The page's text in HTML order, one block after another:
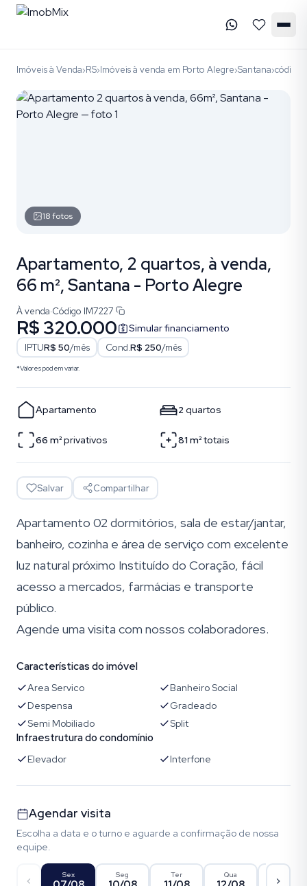
Imóveis à Venda›RS›Imóveis à venda em Porto Alegre›Santana›código
18fotos
Apartamento, 2 quartos, à venda,
66 m², Santana - Porto Alegre
À venda·Código IM7227
R$ 320.000 Simular financiamento
IPTUR$ 50/mês Cond.R$ 250/mês
*Valores podem variar.
Apartamento 2 quartos
66 m²privativos 81 m²totais
Salvar Compartilhar
Apartamento 02 dormitórios, sala de estar/jantar,
banheiro, cozinha e área de serviço com excelente
luz natural próximo Instituído do Coração, fácil
acesso a mercados, farmácias e transporte
público.
Agende uma visita com nossos colaboradores.
Características do imóvel
Area Servico
Banheiro Social
Despensa
Gradeado
Semi Mobiliado
Split
Infraestrutura do condomínio
Elevador Interfone
Agendar visita
Escolha a data e o turno e aguarde a confirmação de nossa
equipe.
Sex Seg Ter Qua